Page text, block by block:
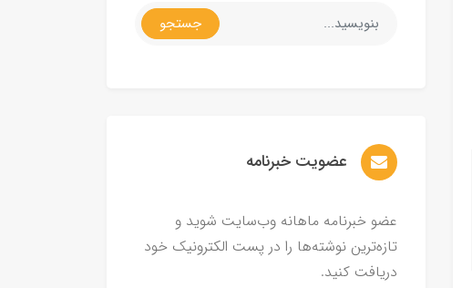
جستجو
عضویت خبرنامه
عضو خبرنامه ماهانه وب‌سایت شوید و
تازه‌ترین نوشته‌ها را در پست الکترونیک خود
دریافت کنید.